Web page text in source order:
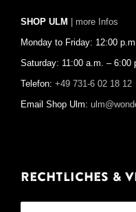
SHOP ULM | more Infos
Monday to Friday: 12:00
Saturday: 11:00 a.m. – 6:00
Telefon: +49 731-6 02 18 12
Email Shop Ulm:
Rechtliches &